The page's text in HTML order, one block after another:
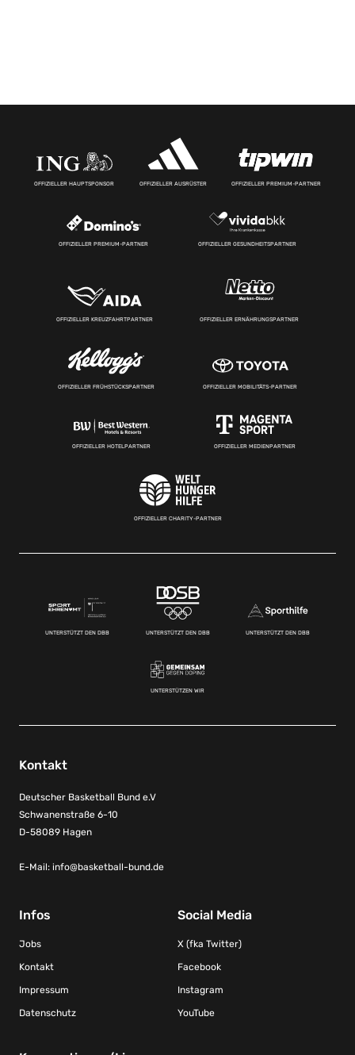
OFFIZIELLER HAUPTSPONSOR OFFIZIELLER AUSRÜSTER OFFIZIELLER PREMIUM-PARTNER
OFFIZIELLER PREMIUM-PARTNER OFFIZIELLER GESUNDHEITSPARTNER
OFFIZIELLER KREUZFAHRTPARTNER OFFIZIELLER ERNÄHRUNGSPARTNER
OFFIZIELLER FRÜHSTÜCKSPARTNER OFFIZIELLER MOBILITÄTS-PARTNER
OFFIZIELLER HOTELPARTNER OFFIZIELLER MEDIENPARTNER
OFFIZIELLER CHARITY-PARTNER
UNTERSTÜTZT DEN DBB UNTERSTÜTZT DEN DBB UNTERSTÜTZT DEN DBB
UNTERSTÜTZEN WIR
Kontakt
Deutscher Basketball Bund e.V
Schwanenstraße 6-10
D-58089 Hagen
E-Mail: info@basketball-bund.de
Infos
Jobs
Kontakt
Impressum
Datenschutz
Social Media
X (fka Twitter)
Facebook
Instagram
YouTube